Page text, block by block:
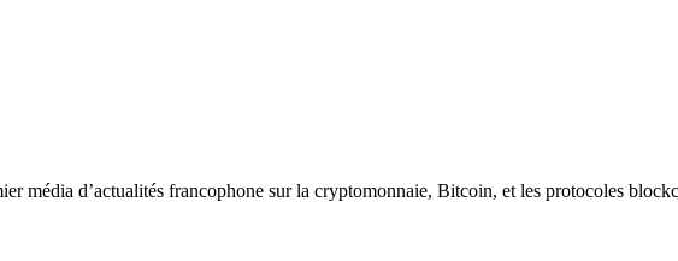
média d’actualités francophone sur la cryptomonnaie, Bitcoin, et les protocoles